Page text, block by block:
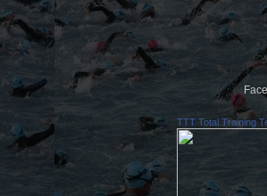
TTT Total Training